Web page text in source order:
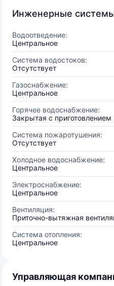
Инженерные
Водоотведение:
Центральное
Система водостоков:
Отсутствует
Газоснабжение:
Центральное
Горячее водоснабжение:
Закрытая с
Система пожаротушения:
Отсутствует
Холодное водоснабжение:
Центральное
Электроснабжение:
Центральное
Вентиляция:
Приточно-вытяжная
Система отопления:
Центральное
Управляющая